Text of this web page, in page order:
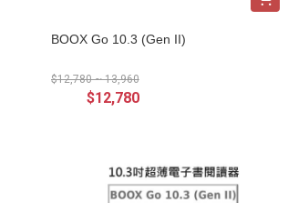
BOOX Go 10.3 (Gen II)
$12,780 ~ 13,960
$12,780